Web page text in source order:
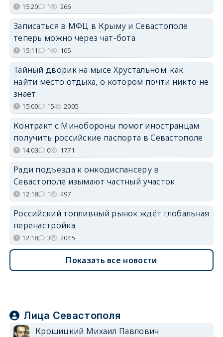
15:20 1 266
Записаться в МФЦ в Крыму и Севастополе
теперь можно через чат-бота
15:11 1 105
Тайный дворик на мысе Хрустальном: как
найти место отдыха, о котором почти никто не
знает
15:00 15 2005
Контракт с Минобороны помог иностранцам
получить российские паспорта в Севастополе
14:03 0 1771
Ради подъезда к онкодиспансеру в
Севастополе изымают частный участок
12:18 1 497
Российский топливный рынок ждёт глобальная
перенастройка
12:18 3 2045
Показать все новости
Лица Севастополя
Крошицкий Михаил Павлович